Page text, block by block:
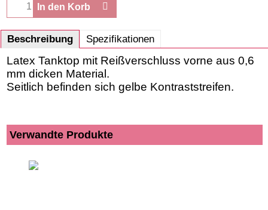
In den Korb
Beschreibung Spezifikationen
Latex Tanktop mit Reißverschluss vorne aus 0,6
mm dicken Material.
Seitlich befinden sich gelbe Kontraststreifen.
Verwandte Produkte